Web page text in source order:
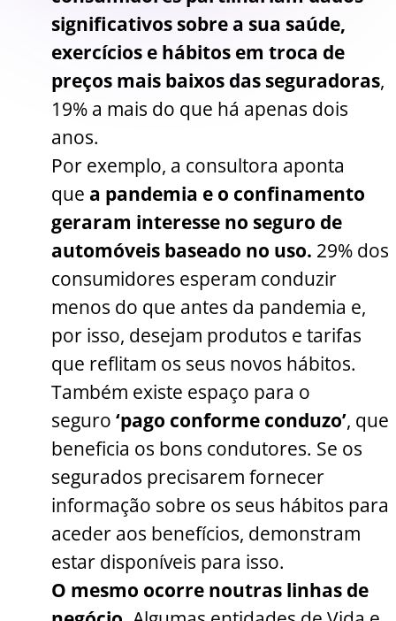
significativos sobre a sua saúde,
exercícios e hábitos em troca de
preços mais baixos das seguradoras,
19% a mais do que há apenas dois
anos.
Por exemplo, a consultora aponta
quea pandemia e o confinamento
geraram interesse no seguro de
automóveis baseado no uso. 29% dos
consumidores esperam conduzir
menos do que antes da pandemia e,
por isso, desejam produtos e tarifas
que reflitam os seus novos hábitos.
Também existe espaço para o
seguro‘pago conforme conduzo’, que
beneficia os bons condutores. Se os
segurados precisarem fornecer
informação sobre os seus hábitos para
aceder aos benefícios, demonstram
estar disponíveis para isso.
O mesmo ocorre noutras linhas de